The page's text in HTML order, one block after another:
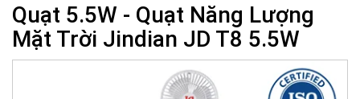
Quạt 5.5W - Quạt Năng Lượng
Mặt Trời Jindian JD T8 5.5W